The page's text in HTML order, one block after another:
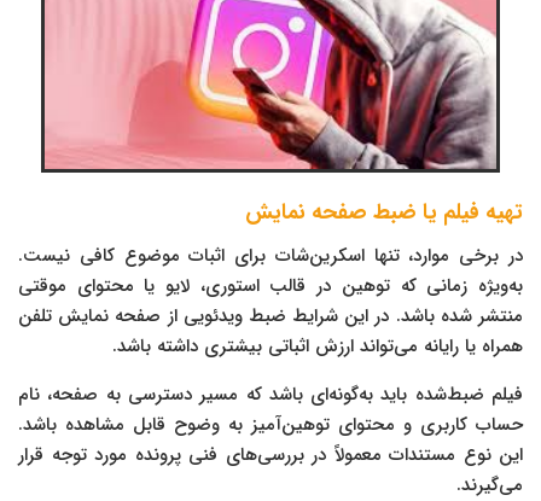
تهیه فیلم یا ضبط صفحه نمایش
در برخی موارد، تنها اسکرین‌شات برای اثبات موضوع کافی نیست.
به‌ویژه زمانی که توهین در قالب استوری، لایو یا محتوای موقتی
منتشر شده باشد. در این شرایط ضبط ویدئویی از صفحه نمایش تلفن
همراه یا رایانه می‌تواند ارزش اثباتی بیشتری داشته باشد.
فیلم ضبط‌شده باید به‌گونه‌ای باشد که مسیر دسترسی به صفحه، نام
حساب کاربری و محتوای توهین‌آمیز به وضوح قابل مشاهده باشد.
این نوع مستندات معمولاً در بررسی‌های فنی پرونده مورد توجه قرار
می‌گیرند.